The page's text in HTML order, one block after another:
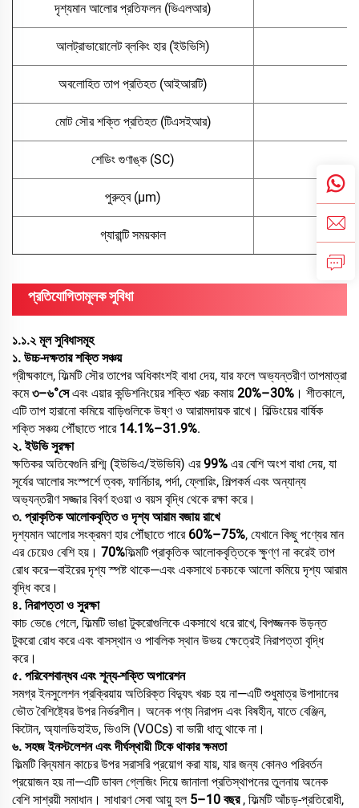
দৃশ্যমান আলোর প্রতিফলন (ভিএলআর)
আলট্রাভায়োলেট ব্লকিং হার (ইউভিসি)
অবলোহিত তাপ প্রতিহত (আইআরটি)
মোট সৌর শক্তি প্রতিহত (টিএসইআর)
শেডিং গুণাঙ্ক (SC)
পুরুত্ব (μm)
গ্যারান্টি সময়কাল
প্রতিযোগিতামূলক সুবিধা
১.১.২ মূল সুবিধাসমূহ
১. উচ্চ-দক্ষতার শক্তি সঞ্চয়
গ্রীষ্মকালে, ফিল্মটি সৌর তাপের অধিকাংশই বাধা দেয়, যার ফলে অভ্যন্তরীণ তাপমাত্রা
কমে৩–৬°সেএবং এয়ার কন্ডিশনিংয়ের শক্তি খরচ কমায় 20%–30% । শীতকালে,
এটি তাপ হারানো কমিয়ে বাড়িগুলিকে উষ্ণ ও আরামদায়ক রাখে। বিল্ডিংয়ের বার্ষিক
শক্তি সঞ্চয় পৌঁছাতে পারে 14.1%–31.9%.
২. ইউভি সুরক্ষা
ক্ষতিকর অতিবেগুনি রশ্মি (ইউভিএ/ইউভিবি) এর99% এর বেশি অংশ বাধা দেয়, যা
সূর্যের আলোর সংস্পর্শে ত্বক, ফার্নিচার, পর্দা, ফ্লোরিং, শিল্পকর্ম এবং অন্যান্য
অভ্যন্তরীণ সজ্জার বিবর্ণ হওয়া ও বয়স বৃদ্ধি থেকে রক্ষা করে।
৩. প্রাকৃতিক আলোকবৃত্তি ও দৃশ্য আরাম বজায় রাখে
দৃশ্যমান আলোর সংক্রমণ হার পৌঁছাতে পারে 60%–75%, যেখানে কিছু পণ্যের মান
এর চেয়েও বেশি হয়। 70%ফিল্মটি প্রাকৃতিক আলোকবৃত্তিকে ক্ষুণ্ণ না করেই তাপ
রোধ করে—বাইরের দৃশ্য স্পষ্ট থাকে—এবং একসাথে চকচকে আলো কমিয়ে দৃশ্য আরাম
বৃদ্ধি করে।
৪. নিরাপত্তা ও সুরক্ষা
কাচ ভেঙে গেলে, ফিল্মটি ভাঙা টুকরোগুলিকে একসাথে ধরে রাখে, বিপজ্জনক উড়ন্ত
টুকরো রোধ করে এবং বাসস্থান ও পাবলিক স্থান উভয় ক্ষেত্রেই নিরাপত্তা বৃদ্ধি
করে।
৫. পরিবেশবান্ধব এবং শূন্য-শক্তি অপারেশন
সমগ্র ইনসুলেশন প্রক্রিয়ায় অতিরিক্ত বিদ্যুৎ খরচ হয় না—এটি শুধুমাত্র উপাদানের
ভৌত বৈশিষ্ট্যের উপর নির্ভরশীল। অনেক পণ্য নিরাপদ এবং বিষহীন, যাতে বেঞ্জিন,
কিটোন, অ্যালডিহাইড, ভিওসি (VOCs) বা ভারী ধাতু থাকে না।
৬. সহজ ইনস্টলেশন এবং দীর্ঘস্থায়ী টিকে থাকার ক্ষমতা
ফিল্মটি বিদ্যমান কাচের উপর সরাসরি প্রয়োগ করা যায়, যার জন্য কোনও পরিবর্তন
প্রয়োজন হয় না—এটি ডাবল গ্লেজিং দিয়ে জানালা প্রতিস্থাপনের তুলনায় অনেক
বেশি সাশ্রয়ী সমাধান। সাধারণ সেবা আয়ু হল 5–10 বছর , ফিল্মটি আঁচড়-প্রতিরোধী,